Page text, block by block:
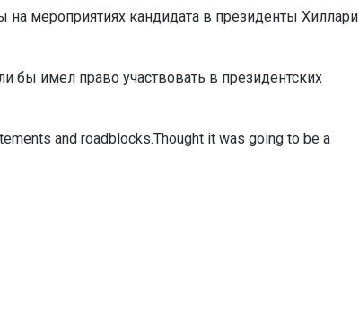
на мероприятиях кандидата в президенты Хиллари
бы имел право участвовать в президентских
and roadblocks.Thought it was going to be a